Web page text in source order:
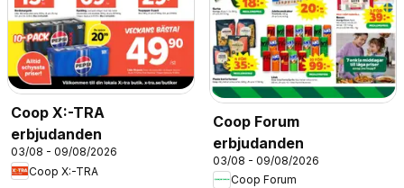
Coop X:-TRA
erbjudanden
03/08 - 09/08/2026
Coop X:-TRA
Coop Forum
erbjudanden
03/08 - 09/08/2026
Coop Forum